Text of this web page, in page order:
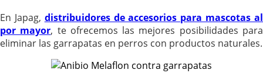
En Japag, distribuidores de accesorios para mascotas al
por mayor, te ofrecemos las mejores posibilidades para
eliminar las garrapatas en perros con productos naturales.